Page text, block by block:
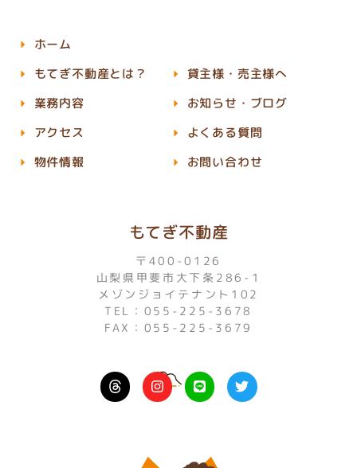
もてぎ不動産
〒400-0126
山梨県甲斐市大下条286-1
メゾンジョイテナント102
TEL：055-225-3678
FAX：055-225-3679
I
n
s
L
i
n
T
w
i
ホーム
もてぎ不動産とは？
業務内容
アクセス
物件情報
貸主様・売主様へ
お知らせ・ブログ
よくある質問
お問い合わせ